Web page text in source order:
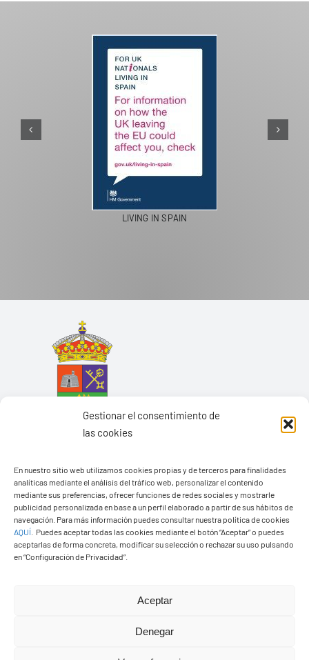
Gestionar el consentimiento de
las cookies
En nuestro sitio web utilizamos cookies propias y de terceros para finalidades
analíticas mediante el análisis del tráfico web, personalizar el contenido
mediante sus preferencias, ofrecer funciones de redes sociales y mostrarle
publicidad personalizada en base a un perfil elaborado a partir de sus hábitos de
navegación. Para más información puedes consultar nuestra política de cookies
AQUÍ
Puedes aceptar todas las cookies mediante el botón “Aceptar” o puedes
aceptarlas de forma concreta, modificar su selección o rechazar su uso pulsando
en “Configuración de Privacidad”.
Aceptar
Denegar
PASEOS EN CAMELLO
Ayuntamiento de Yaiza
Pza. de Los Remedios, 1
35570 – Yaiza
Tel:928 83 62 20